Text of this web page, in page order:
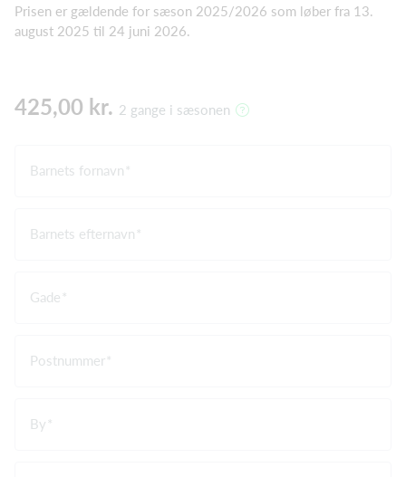
Prisen er gældende for sæson 2025/2026 som løber fra 13.
august 2025 til 24 juni 2026.
425,00 kr. 2 gange i sæsonen
Barnets fornavn
Barnets efternavn
Gade
Postnummer
By